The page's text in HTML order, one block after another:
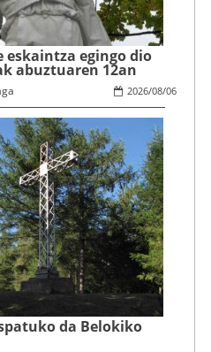
egingo dio
abuztuaren 12an
2026/08/06
da Belokiko